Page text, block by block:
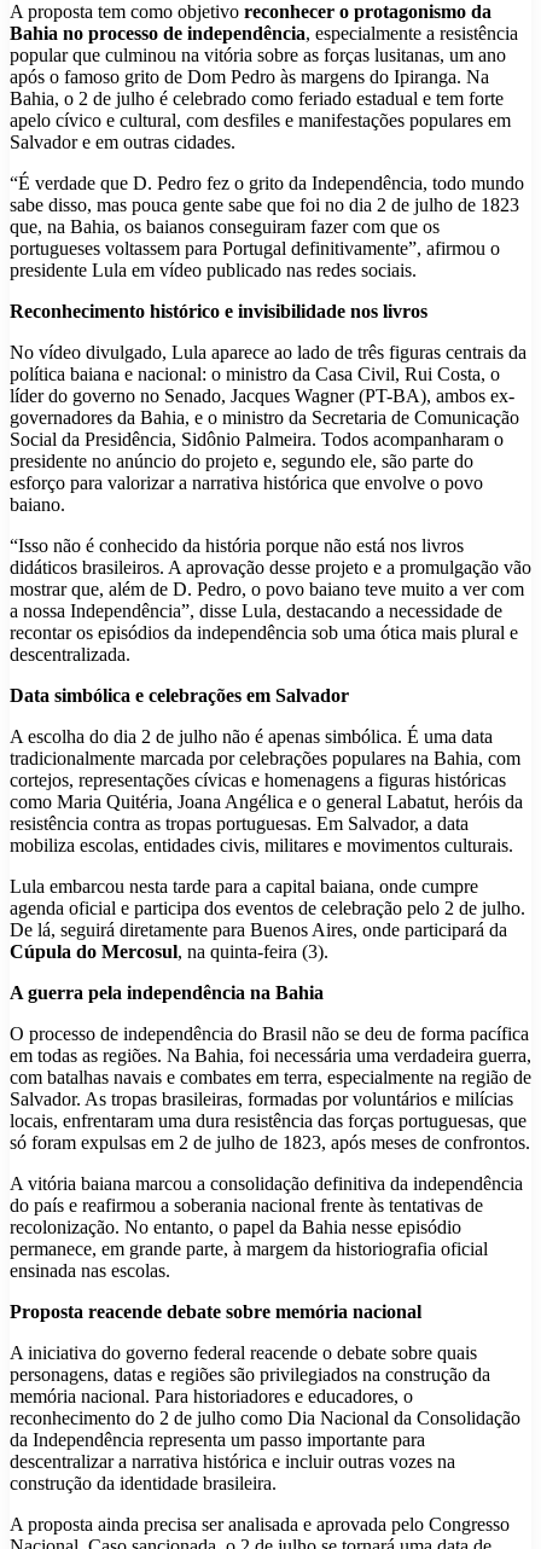
A proposta tem como objetivo reconhecer o protagonismo da
Bahia no processo de independência, especialmente a resistência
popular que culminou na vitória sobre as forças lusitanas, um ano
após o famoso grito de Dom Pedro às margens do Ipiranga. Na
Bahia, o 2 de julho é celebrado como feriado estadual e tem forte
apelo cívico e cultural, com desfiles e manifestações populares em
Salvador e em outras cidades.
“É verdade que D. Pedro fez o grito da Independência, todo mundo
sabe disso, mas pouca gente sabe que foi no dia 2 de julho de 1823
que, na Bahia, os baianos conseguiram fazer com que os
portugueses voltassem para Portugal definitivamente”, afirmou o
presidente Lula em vídeo publicado nas redes sociais.
Reconhecimento histórico e invisibilidade nos livros
No vídeo divulgado, Lula aparece ao lado de três figuras centrais da
política baiana e nacional: o ministro da Casa Civil, Rui Costa, o
líder do governo no Senado, Jacques Wagner (PT-BA), ambos ex-
governadores da Bahia, e o ministro da Secretaria de Comunicação
Social da Presidência, Sidônio Palmeira. Todos acompanharam o
presidente no anúncio do projeto e, segundo ele, são parte do
esforço para valorizar a narrativa histórica que envolve o povo
baiano.
“Isso não é conhecido da história porque não está nos livros
didáticos brasileiros. A aprovação desse projeto e a promulgação vão
mostrar que, além de D. Pedro, o povo baiano teve muito a ver com
a nossa Independência”, disse Lula, destacando a necessidade de
recontar os episódios da independência sob uma ótica mais plural e
descentralizada.
Data simbólica e celebrações em Salvador
A escolha do dia 2 de julho não é apenas simbólica. É uma data
tradicionalmente marcada por celebrações populares na Bahia, com
cortejos, representações cívicas e homenagens a figuras históricas
como Maria Quitéria, Joana Angélica e o general Labatut, heróis da
resistência contra as tropas portuguesas. Em Salvador, a data
mobiliza escolas, entidades civis, militares e movimentos culturais.
Lula embarcou nesta tarde para a capital baiana, onde cumpre
agenda oficial e participa dos eventos de celebração pelo 2 de julho.
De lá, seguirá diretamente para Buenos Aires, onde participará da
Cúpula do Mercosul, na quinta-feira (3).
A guerra pela independência na Bahia
O processo de independência do Brasil não se deu de forma pacífica
em todas as regiões. Na Bahia, foi necessária uma verdadeira guerra,
com batalhas navais e combates em terra, especialmente na região de
Salvador. As tropas brasileiras, formadas por voluntários e milícias
locais, enfrentaram uma dura resistência das forças portuguesas, que
só foram expulsas em 2 de julho de 1823, após meses de confrontos.
A vitória baiana marcou a consolidação definitiva da independência
do país e reafirmou a soberania nacional frente às tentativas de
recolonização. No entanto, o papel da Bahia nesse episódio
permanece, em grande parte, à margem da historiografia oficial
ensinada nas escolas.
Proposta reacende debate sobre memória nacional
A iniciativa do governo federal reacende o debate sobre quais
personagens, datas e regiões são privilegiados na construção da
memória nacional. Para historiadores e educadores, o
reconhecimento do 2 de julho como Dia Nacional da Consolidação
da Independência representa um passo importante para
descentralizar a narrativa histórica e incluir outras vozes na
construção da identidade brasileira.
A proposta ainda precisa ser analisada e aprovada pelo Congresso